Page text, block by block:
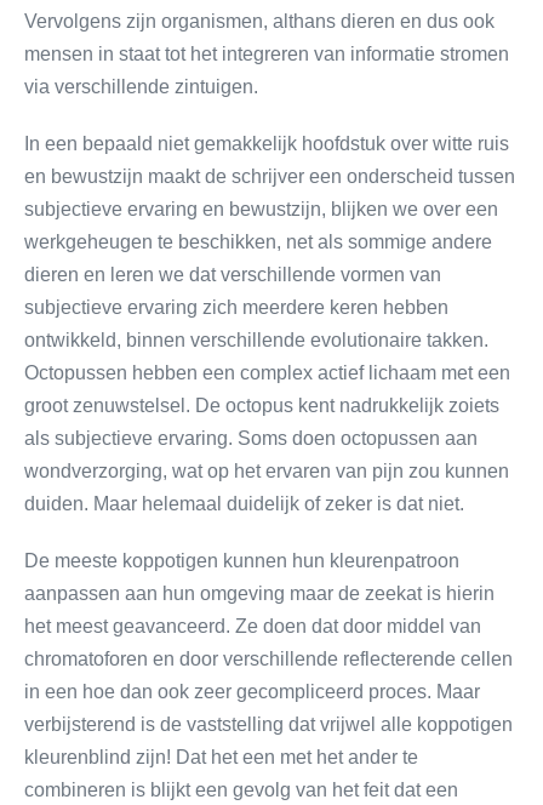
Vervolgens zijn organismen, althans dieren en dus ook
mensen in staat tot het integreren van informatie stromen
via verschillende zintuigen.
In een bepaald niet gemakkelijk hoofdstuk over witte ruis
en bewustzijn maakt de schrijver een onderscheid tussen
subjectieve ervaring en bewustzijn, blijken we over een
werkgeheugen te beschikken, net als sommige andere
dieren en leren we dat verschillende vormen van
subjectieve ervaring zich meerdere keren hebben
ontwikkeld, binnen verschillende evolutionaire takken.
Octopussen hebben een complex actief lichaam met een
groot zenuwstelsel. De octopus kent nadrukkelijk zoiets
als subjectieve ervaring. Soms doen octopussen aan
wondverzorging, wat op het ervaren van pijn zou kunnen
duiden. Maar helemaal duidelijk of zeker is dat niet.
De meeste koppotigen kunnen hun kleurenpatroon
aanpassen aan hun omgeving maar de zeekat is hierin
het meest geavanceerd. Ze doen dat door middel van
chromatoforen en door verschillende reflecterende cellen
in een hoe dan ook zeer gecompliceerd proces. Maar
verbijsterend is de vaststelling dat vrijwel alle koppotigen
kleurenblind zijn! Dat het een met het ander te
combineren is blijkt een gevolg van het feit dat een